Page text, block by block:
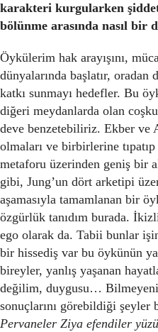
karakteri kurgularken
bölünme arasında nasıl bir
Öykülerim hak arayışını,
dünyalarında başlatır, oradan
katkı sunmayı hedefler. Bu
diğeri meydanlarda olan
deve benzetebiliriz. Ekber ve
olmaları ve birbirlerine
metaforu üzerinden geniş bir
gibi, Jung’un dört arketipi
aşamasıyla tamamlanan bir
özgürlük tanıdım burada.
ego olarak da. Tabii bunlar
bir hissediş var bu öykünün
bireyler, yanlış yaşanan
değilim, duygusu…
sonuçlarını görebildiği şeyler
Pervaneler Ziya efendiler